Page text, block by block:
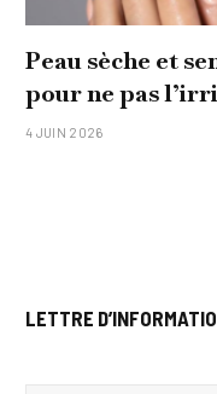
Peau sèche et
pour ne pas
4 JUIN 2026
LETTRE